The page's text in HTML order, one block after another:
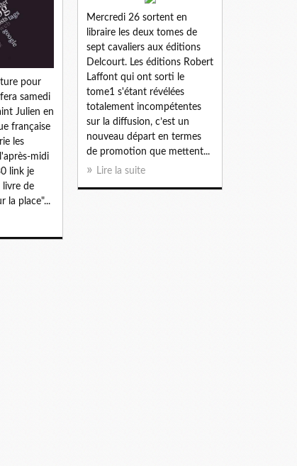
pour
samedi
Julien en
française
les
midi
link je
livre de
la place"...
Mercredi 26 sortent en
libraire les deux tomes de
sept cavaliers aux éditions
Delcourt. Les éditions Robert
Laffont qui ont sorti le
tome1 s'étant révélées
totalement incompétentes
sur la diffusion, c’est un
nouveau départ en termes
de promotion que mettent...
Lire la suite